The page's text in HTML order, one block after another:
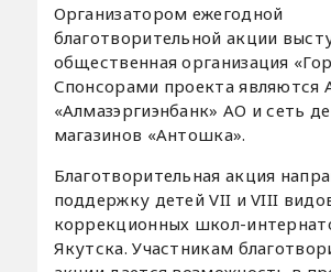
Организатором ежегодной
благотворительной акции
общественная организация
Спонсорами проекта являются
«Алмазэргиэнбанк» АО и сеть
магазинов «Антошка».
Благотворительная акция
поддержку детей VII и VIII
коррекционных школ-
Якутска. Участникам